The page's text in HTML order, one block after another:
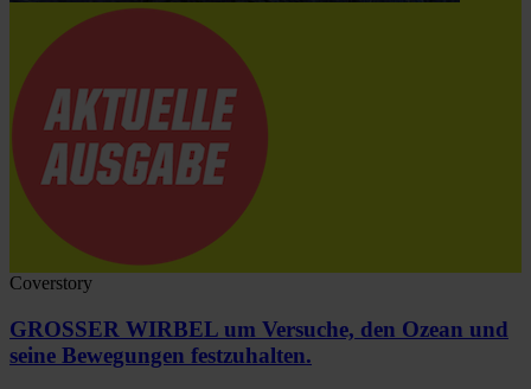
Coverstory
GROSSER WIRBEL um Versuche, den Ozean und
seine Bewegungen festzuhalten.